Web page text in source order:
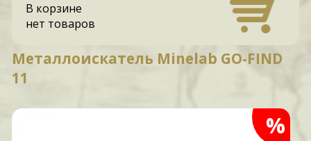
В корзине
нет товаров
Металлоискатель Minelab GO-FIND
11
%